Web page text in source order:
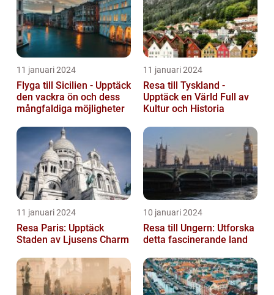
11 januari 2024
Flyga till Sicilien - Upptäck
den vackra ön och dess
mångfaldiga möjligheter
11 januari 2024
Resa till Tyskland -
Upptäck en Värld Full av
Kultur och Historia
11 januari 2024
Resa Paris: Upptäck
Staden av Ljusens Charm
10 januari 2024
Resa till Ungern: Utforska
detta fascinerande land